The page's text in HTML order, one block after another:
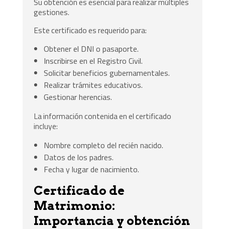
gestiones.
Este certificado es requerido para:
Obtener el DNI o pasaporte.
Inscribirse en el Registro Civil.
Solicitar beneficios gubernamentales.
Realizar trámites educativos.
Gestionar herencias.
La información contenida en el certificado
incluye:
Nombre completo del recién nacido.
Datos de los padres.
Fecha y lugar de nacimiento.
Certificado de
Matrimonio:
Importancia y obtención